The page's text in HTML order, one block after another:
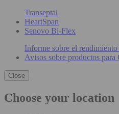
Transeptal
HeartSpan
Senovo Bi-Flex
Informe sobre el
Avisos sobre productos para
Close
Choose your location